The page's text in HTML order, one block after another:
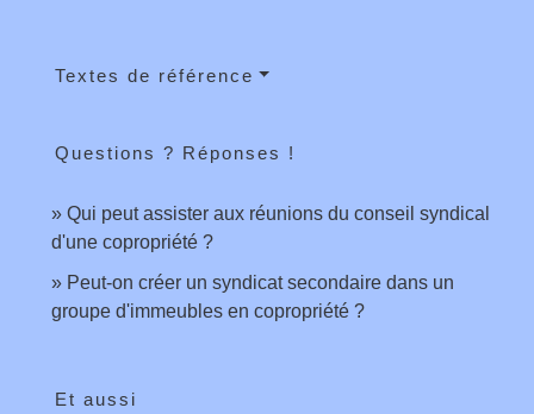
Textes de référence
Questions ? Réponses !
Qui peut assister aux réunions du conseil syndical
d'une copropriété ?
Peut-on créer un syndicat secondaire dans un
groupe d'immeubles en copropriété ?
Et aussi